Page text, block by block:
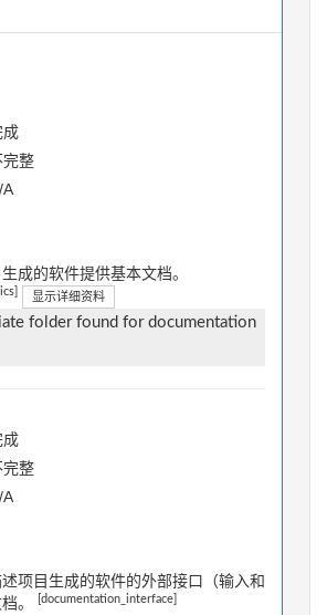
成
完整
A
成的软件提供基本文档。
显示详细资料
folder found for documentation
成
完整
A
项目生成的软件的外部接口（输入和
。
[documentation_interface]